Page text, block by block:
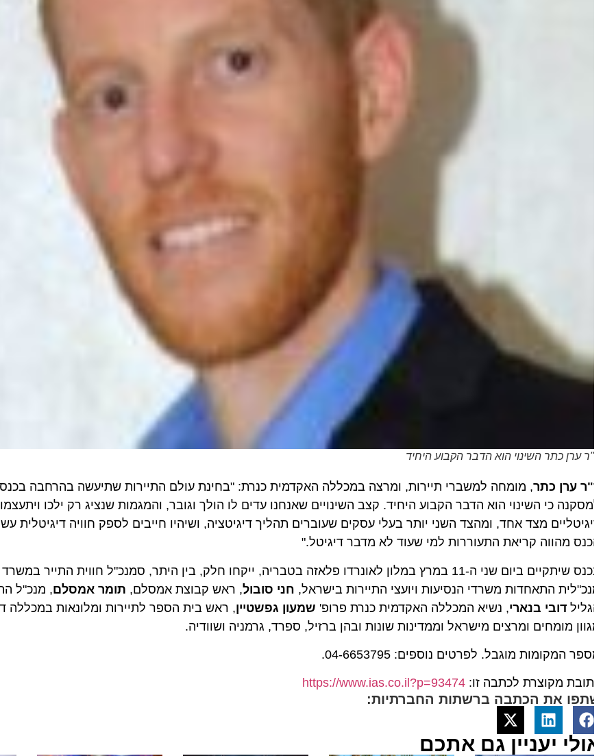
ערן כתר השינוי הוא הדבר הקבוע היחיד
ערן כתר, מומחה למשברי תיירות, ומרצה במכללה האקדמית כנרת: "בחינת עולם התיירות שתיעשה בהרחבה בכנס,
כי השינוי הוא הדבר הקבוע היחיד. קצב השינויים שאנחנו עדים לו הולך וגובר, והמגמות שנציג רק ילכו ויתעצמו.
מצד אחד, ומהצד השני יותר בעלי עסקים שעוברים תהליך דיגיטציה, ושיהיו חייבים לספק חוויה דיגיטלית עשירה
מהווה קריאת התעוררות למי שעוד לא מדבר דיגיטל."
ביום שני ה-11 במרץ במלון לאונרדו פלאזה בטבריה, ייקחו חלק, בין היתר, סמנכ"ל חווית התייר במשרד התיירות
התאחדות משרדי הנסיעות ויועצי התיירות בישראל,חני סובול, ראש קבוצת אמסלם,תומר אמסלם, מנכ"ל
דובי בנארי, נשיא המכללה האקדמית כנרת פרופ'שמעון גפשטיין, ראש בית הספר לתיירות ומלונאות במכללה ד"ר
מומחים ומרצים מישראל וממדינות שונות ובהן ברזיל, ספרד, גרמניה ושוודיה.
המקומות מוגבל. לפרטים נוספים: 04-6653795.
מקוצרת לכתבה זו:https://www.ias.co.il?p=93474
את הכתבה ברשתות החברתיות:
יעניין גם אתכם